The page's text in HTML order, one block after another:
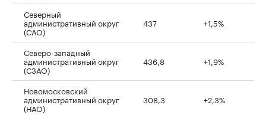
Северный
административный округ
(САО)
437 +1,5%
Северо-западный
административный округ
(СЗАО)
436,8 +1,9%
Новомосковский
административный округ
(НАО)
308,3 +2,3%